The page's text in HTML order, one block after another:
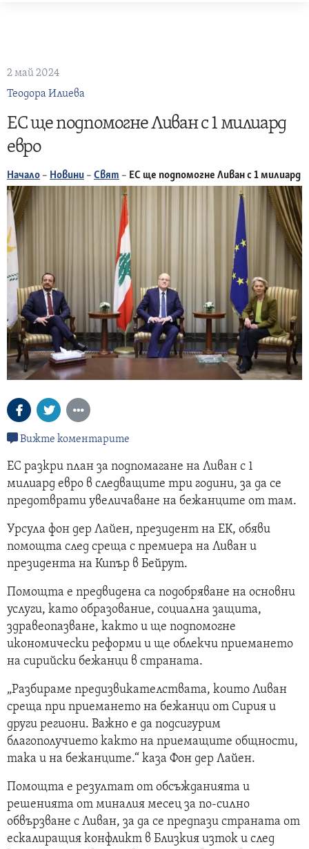
2 май 2024
Теодора Илиева
ЕС ще подпомогне Ливан с 1 милиард
евро
Начало – Новини – Свят – ЕС ще подпомогне Ливан с 1 милиард
Вижте коментарите
ЕС разкри план за подпомагане на Ливан с 1
милиард евро в следващите три години, за да се
предотврати увеличаване на бежанците от там.
Урсула фон дер Лайен, президент на ЕК, обяви
помощта след среща с премиера на Ливан и
президента на Кипър в Бейрут.
Помощта е предвидена са подобряване на основни
услуги, като образование, социална защита,
здравеопазване, както и ще подпомогне
икономически реформи и ще облекчи приемането
на сирийски бежанци в страната.
„Разбираме предизвикателствата, които Ливан
среща при приемането на бежанци от Сирия и
други региони. Важно е да подсигурим
благополучието както на приемащите общности,
така и на бежанците.“ каза Фон дер Лайен.
Помощта е резултат от обсъжданията и
решенията от миналия месец за по-силно
обвързване с Ливан, за да се предпази страната от
ескалиращия конфликт в Близкия изток и след